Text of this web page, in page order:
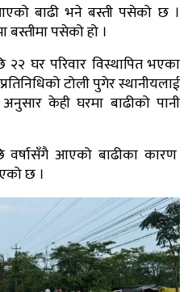
बाढी भने बस्ती पसेको छ ।
बस्तीमा पसेको हो ।
२२ घर परिवार विस्थापित भएका
टोली पुगेर स्थानीयलाई
केही घरमा बाढीको पानी
वर्षासँगै आएको बाढीका कारण
छ ।